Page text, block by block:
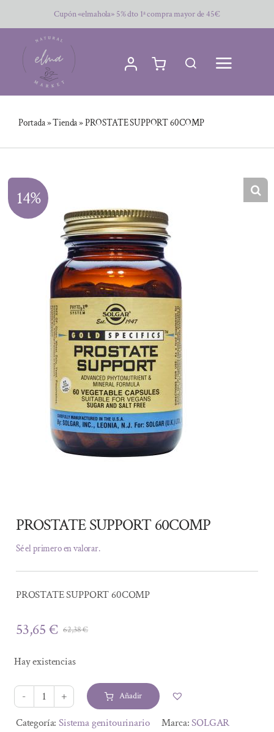
al
contenido
Cupón «elmahola» 5% dto 1ª compra mayor de 45€
Portada»Tienda»PROSTATE SUPPORT 60COMP
14%
PROSTATE SUPPORT 60COMP
Sé el primero en valorar.
PROSTATE SUPPORT 60COMP
62,38€El
era:
62,38 €.
53,65€
El
es:
53,65 €.
Hay existencias
PROSTATE
SUPPORT
Añadir
Alternative:
Categoría:Sistema genitourinario Marca:SOLGAR